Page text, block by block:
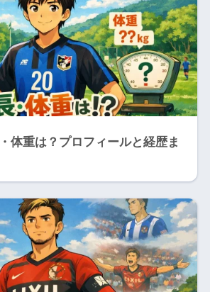
体重は？プロフィールと経歴ま